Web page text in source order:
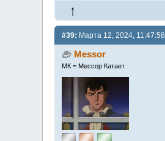
#39: Марта 12, 2024, 11:47:58
Messor
МК = Мессор Катает